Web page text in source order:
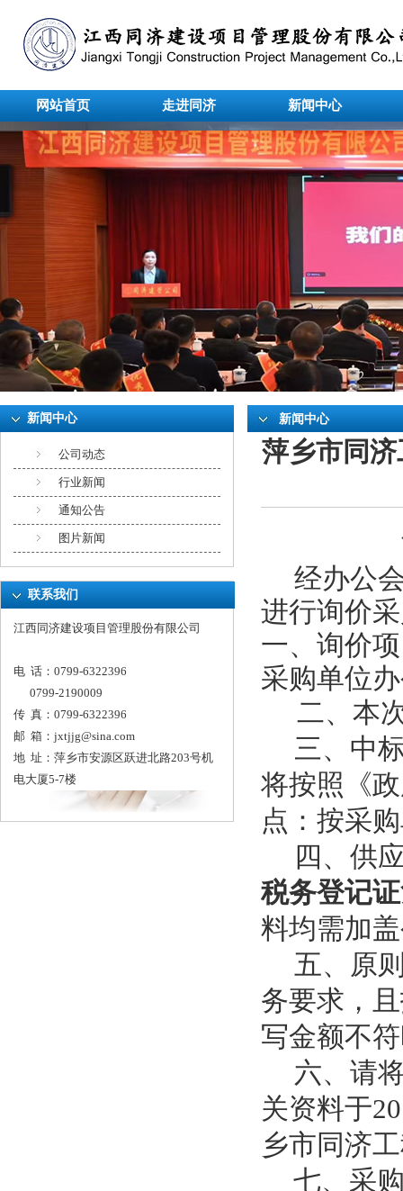
网站首页 走进同济 新闻中心
undefined
新闻中心
公司动态
行业新闻
通知公告
图片新闻
联系我们
江西同济建设项目管理股份有限公司
电 话：0799-6322396
0799-2190009
传 真：0799-6322396
邮 箱： jxtjjg@sina.com
地 址：萍乡市安源区跃进北路203号机
电大厦5-7楼
新闻中心
萍乡市同
经办公
进行询价
一、询价
采购单位
二、本
三、中
将按照《
点：按采
四、供
税务登记
料均需加
五、原
务要求，
写金额不
六、请
关资料于
乡市同济
七、采